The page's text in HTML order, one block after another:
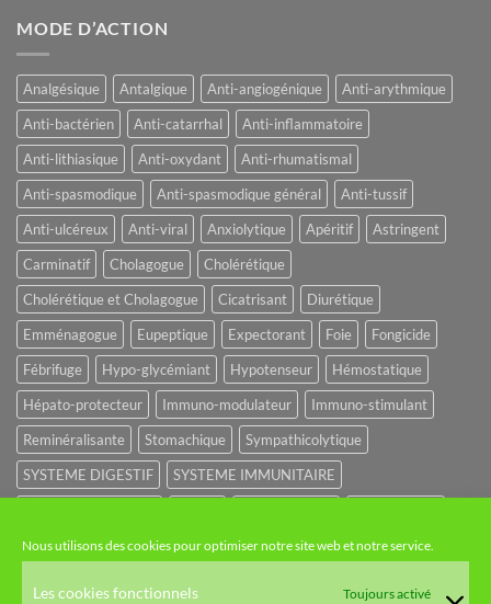
Nous utilisons des cookies pour optimiser notre site web et notre service.
Les cookies fonctionnels Toujours activé
MODE D’ACTION
Analgésique Antalgique Anti-angiogénique
Anti-arythmique
Anti-bactérien
Anti-catarrhal
Anti-inflammatoire
Anti-lithiasique
Anti-oxydant
Anti-rhumatismal
Anti-spasmodique
Anti-spasmodique général
Anti-tussif
Anti-ulcéreux
Anti-viral Anxiolytique Apéritif
Astringent
Carminatif
Cholagogue
Cholérétique
Cholérétique et Cholagogue
Cicatrisant
Diurétique
Emménagogue
Eupeptique Expectorant Foie
Fongicide
Fébrifuge
Hypo-glycémiant Hypotenseur
Hémostatique
Hépato-protecteur
Immuno-modulateur
Immuno-stimulant
Reminéralisante
Stomachique
Sympathicolytique
SYSTEME DIGESTIF
SYSTEME IMMUNITAIRE
NOS CATÉGORIES